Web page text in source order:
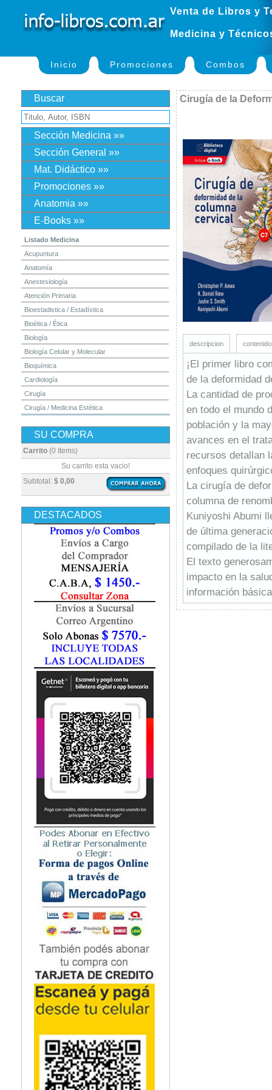
Venta de Libros y
Medicina y
Inicio Promociones Combos
Buscar
Sección Medicina »»
Sección General »»
Mat. Didáctico »»
Promociones »»
Anatomia »»
E-Books »»
Listado Medicina
Acupuntura
Anatomía
Anestesiología
Atención Primaria
Bioestadistica / Estadística
Bioética / Ética
Biología
Biología Celular y Molecular
Bioquímica
Cardiología
Cirugía
Cirugía / Medicina Estética
Dermatología
Diagnóstico por Imagen / Radiología
Embriología
Enfermería
Epidemiología
Farmacia / Farmacología
Fisiatría / Kinesiología
Fisiología / Fisiopatología
Fonoaudiología
Gastroenterología
Geriatría
Ginecología / Obstetricia
Hematología
Histología
Homeopatía
Infectología
Inmunología
Instrumentación Quirurgica
Medicina del Deporte / Rehabilitación
Medicina Emergencias / Urgencias
Medicina Forense / Legal
Medicina General
Medicina Interna
Microbiología
Nefrología
Neonatología / Pediatría
Neumología
Neuroanatomía / Neurociencia
Neurocirugía
Neurología
Nutrición
Odontología
Oftalmología
Oncología / Cuidados Paliativos
Ortopedía / Traumatología
Osteopatía
Otorrinolaringología
Podología
Psicología
Psiquiatría
Química
SU COMPRA
Carrito (0 Items)
Subtotal: $ 0,00
Su carrito esta vacio!
DESTACADOS
Cirugía de la
descripcion
¡El primer libro
de la deformidad
La cantidad de
en todo el mundo
población y la
avances en el
recursos detallan
enfoques
La cirugía de
columna de
Kuniyoshi Abumi
de última
compilado de la
El texto
impacto en la
información
puntuaciones de